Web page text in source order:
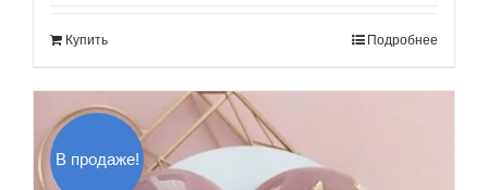
Купить Подробнее
В продаже!